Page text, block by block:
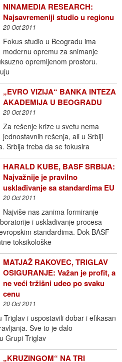
NINAMEDIA RESEARCH:
Najsavremeniji studio u regionu
20 Oct 2011
Fokus studio u Beogradu ima
modernu opremu za snimanje
opremljenom prostoru.
„EVRO VIZIJA“ BANKA INTEZA
AKADEMIJA U BEOGRADU
20 Oct 2011
Za rešenje krize u svetu nema
jednostavnih rešenja, ali u Srbiji
Srbija treba da se fokusira
HARALD KUBE, BASF SRBIJA:
Najvažnije je pravilno
usklađivanje sa standardima EU
20 Oct 2011
Najviše nas zanima formiranje
i usklađivanje procesa
standardima. Dok BASF
toksikološke
MATJAŽ RAKOVEC, TRIGLAV
OSIGURANJE: Važan je profit, a
ne veći tržišni udeo po svaku
cenu
20 Oct 2011
Triglav i uspostavili dobar i efikasan
Sve to je dalo
Grupi Triglav
„KRUZINGOM“ NA TRI